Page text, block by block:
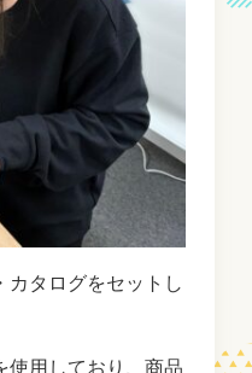
カタログをセットし
使用しており、商品